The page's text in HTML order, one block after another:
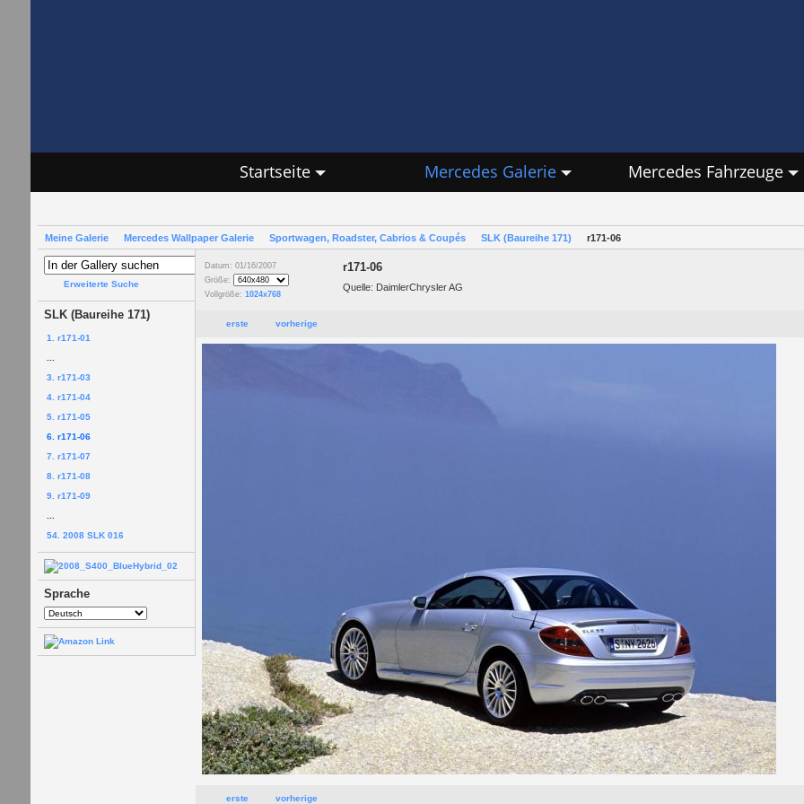
Startseite Mercedes Galerie Mercedes Fahrzeuge
Meine Galerie Mercedes Wallpaper Galerie Sportwagen, Roadster, Cabrios & Coupés SLK (Baureihe 171) r171-06
Erweiterte Suche
SLK (Baureihe 171)
1. r171-01
3. r171-03
4. r171-04
5. r171-05
6. r171-06
7. r171-07
8. r171-08
9. r171-09
54. 2008 SLK 016
Sprache
Datum: 01/16/2007
Größe:
Vollgröße: 1024x768
r171-06
Quelle: DaimlerChrysler AG
erste vorherige
erste vorherige